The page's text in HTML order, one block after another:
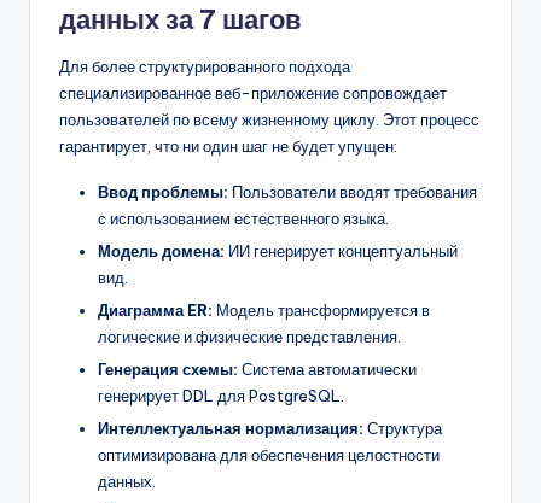
данных за 7 шагов
Для более структурированного подхода
специализированное веб-приложение сопровождает
пользователей по всему жизненному циклу. Этот процесс
гарантирует, что ни один шаг не будет упущен:
Ввод проблемы: Пользователи вводят требования
с использованием естественного языка.
Модель домена: ИИ генерирует концептуальный
вид.
Диаграмма ER: Модель трансформируется в
логические и физические представления.
Генерация схемы: Система автоматически
генерирует DDL для PostgreSQL.
Интеллектуальная нормализация: Структура
оптимизирована для обеспечения целостности
данных.